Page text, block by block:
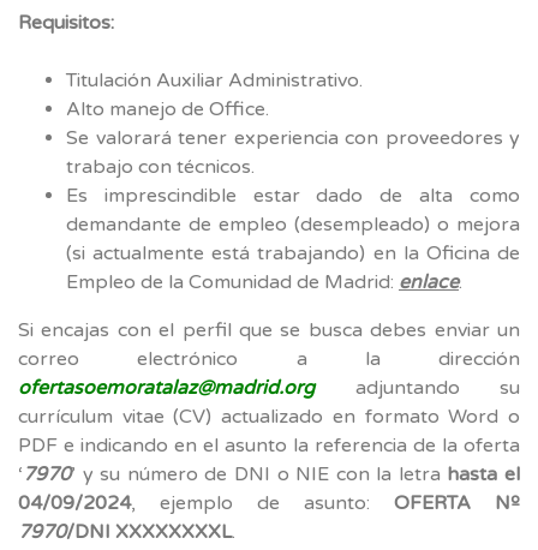
Requisitos:
Titulación Auxiliar Administrativo.
Alto manejo de Office.
Se valorará tener experiencia con proveedores y
trabajo con técnicos.
Es imprescindible estar dado de alta como
demandante de empleo (desempleado) o mejora
(si actualmente está trabajando) en la Oficina de
Empleo de la Comunidad de Madrid: enlace.
Si encajas con el perfil que se busca debes enviar un
correo electrónico a la dirección
ofertasoemoratalaz@madrid.orgadjuntando su
currículum vitae (CV) actualizado en formato Word o
PDF e indicando en el asunto la referencia de la oferta
‘ 7970’ y su número de DNI o NIE con la letra hasta el
04/09/2024, ejemplo de asunto: OFERTA Nº
7970/DNI XXXXXXXXL.